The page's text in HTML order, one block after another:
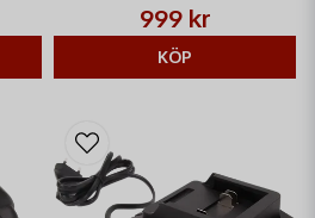
batteridriven isborr. 150mm
diameter för snabbt och effektivt
fiske. Optimal prestanda.
999 kr
KÖP